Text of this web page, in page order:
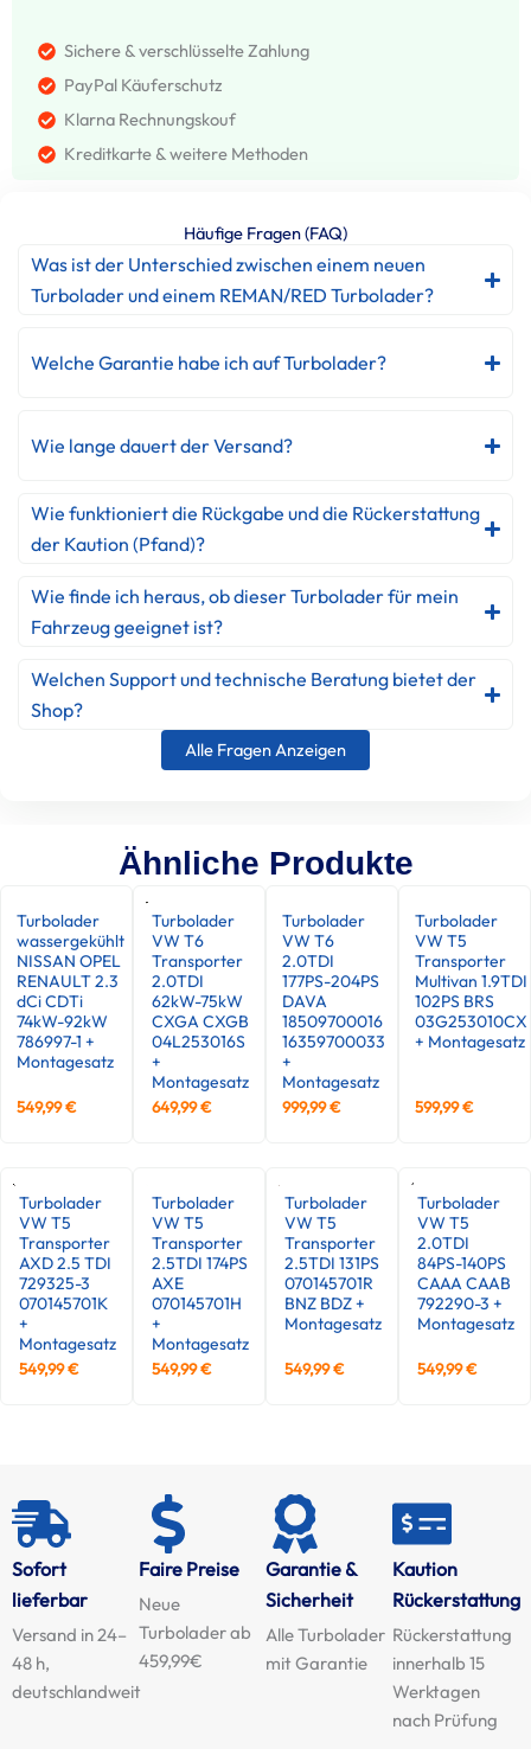
Sichere & verschlüsselte Zahlung
PayPal Käuferschutz
Klarna Rechnungskouf
Kreditkarte & weitere Methoden
Häufige Fragen (FAQ)
Was ist der Unterschied zwischen einem neuen
Turbolader und einem REMAN/RED Turbolader?
Welche Garantie habe ich auf Turbolader?
Wie lange dauert der Versand?
Wie funktioniert die Rückgabe und die Rückerstattung
der Kaution (Pfand)?
Wie finde ich heraus, ob dieser Turbolader für mein
Fahrzeug geeignet ist?
Welchen Support und technische Beratung bietet der
Shop?
Alle Fragen Anzeigen
Ähnliche Produkte
Turbolader
wassergekühlt
NISSAN OPEL
RENAULT 2.3
dCi CDTi
74kW-92kW
786997-1 +
Montagesatz
549,99€
Turbolader
VW T6
Transporter
2.0TDI
62kW-75kW
CXGA CXGB
04L253016S
+
Montagesatz
649,99€
Turbolader
VW T6
2.0TDI
177PS-204PS
DAVA
18509700016
16359700033
+
Montagesatz
999,99€
Turbolader
VW T5
Transporter
Multivan 1.9TDI
102PS BRS
03G253010CX
+ Montagesatz
599,99€
Turbolader
VW T5
Transporter
AXD 2.5 TDI
729325-3
070145701K
+
Montagesatz
549,99€
Turbolader
VW T5
Transporter
2.5TDI 174PS
AXE
070145701H
+
Montagesatz
549,99€
Turbolader
VW T5
Transporter
2.5TDI 131PS
070145701R
BNZ BDZ +
Montagesatz
549,99€
Turbolader
VW T5
2.0TDI
84PS-140PS
CAAA CAAB
792290-3 +
Montagesatz
549,99€
Sofort
lieferbar
Versand in 24–
48 h,
deutschlandweit
Faire Preise
Neue
Turbolader ab
459,99€
Garantie &
Sicherheit
Alle Turbolader
mit Garantie
Kaution
Rückerstattung
Rückerstattung
innerhalb 15
Werktagen
nach Prüfung